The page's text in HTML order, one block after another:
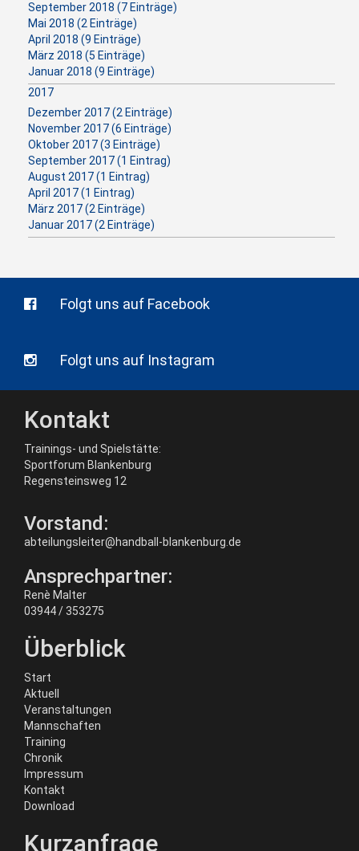
September 2018 (7 Einträge)
Mai 2018 (2 Einträge)
April 2018 (9 Einträge)
März 2018 (5 Einträge)
Januar 2018 (9 Einträge)
2017
Dezember 2017 (2 Einträge)
November 2017 (6 Einträge)
Oktober 2017 (3 Einträge)
September 2017 (1 Eintrag)
August 2017 (1 Eintrag)
April 2017 (1 Eintrag)
März 2017 (2 Einträge)
Januar 2017 (2 Einträge)
Folgt uns auf Facebook
Folgt uns auf Instagram
Kontakt
Trainings- und Spielstätte:
Sportforum Blankenburg
Regensteinsweg 12
Vorstand:
abteilungsleiter@handball-blankenburg.de
Ansprechpartner:
Renè Malter
03944 / 353275
Überblick
Start
Aktuell
Veranstaltungen
Mannschaften
Training
Chronik
Impressum
Kontakt
Download
Kurzanfrage